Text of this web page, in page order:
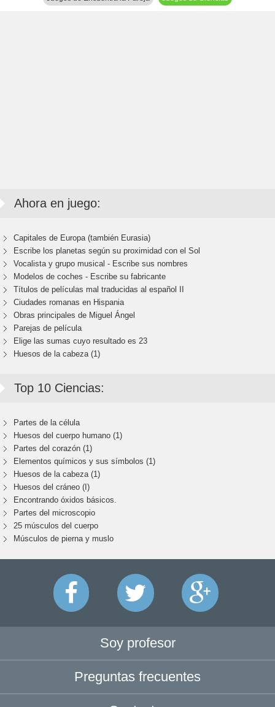
Ahora en juego:
Capitales de Europa (también Eurasia)
Escribe los planetas según su proximidad con el Sol
Vocalista y grupo musical - Escribe sus nombres
Modelos de coches - Escribe su fabricante
Títulos de películas mal traducidas al español II
Ciudades romanas en Hispania
Obras principales de Miguel Ángel
Parejas de película
Elige las sumas cuyo resultado es 23
Huesos de la cabeza (1)
Top 10 Ciencias:
Partes de la célula
Huesos del cuerpo humano (1)
Partes del corazón (1)
Elementos químicos y sus símbolos (1)
Huesos de la cabeza (1)
Huesos del cráneo (I)
Encontrando óxidos básicos.
Partes del microscopio
25 músculos del cuerpo
Músculos de pierna y muslo
Soy profesor
Preguntas frecuentes